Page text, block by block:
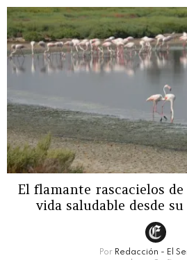
El flamante rascacielos
vida saludable desde
Por Redacción - El